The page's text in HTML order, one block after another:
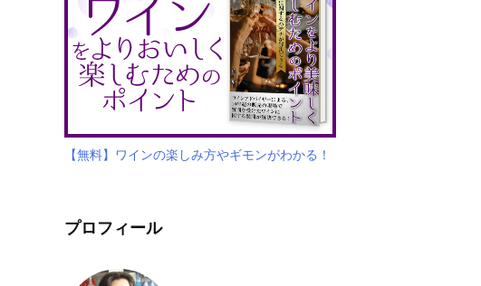
【無料】ワインの楽しみ方やギモンがわかる！
プロフィール